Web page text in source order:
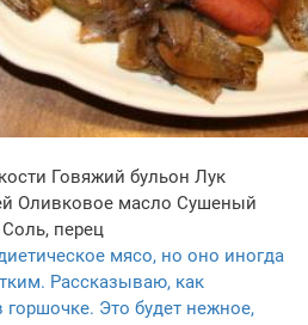
Говяжий бульон Лук
Оливковое масло Сушеный
Соль, перец
мясо, но оно иногда
Рассказываю, как
горшочке. Это будет нежное,